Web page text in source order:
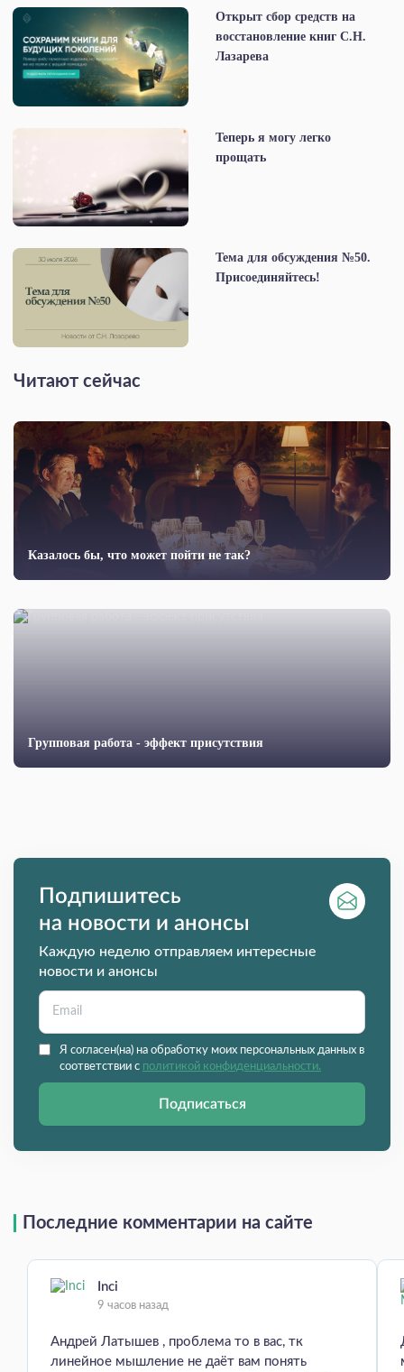
Открыт сбор средств на
восстановление книг С.Н.
Лазарева
Теперь я могу легко
прощать
Тема для обсуждения №50.
Присоединяйтесь!
Читают сейчас
Казалось бы, что может пойти не так?
Групповая работа - эффект присутствия
Подпишитесь
на новости и анонсы
Каждую неделю отправляем интересные
новости и анонсы
Я согласен(на) на обработку моих персональных данных в
соответствии с политикой конфиденциальности.
Подписаться
Последние комментарии на сайте
Inci
9 часов назад
Андрей Латышев , проблема то в вас, тк
линейное мышление не даёт вам понять